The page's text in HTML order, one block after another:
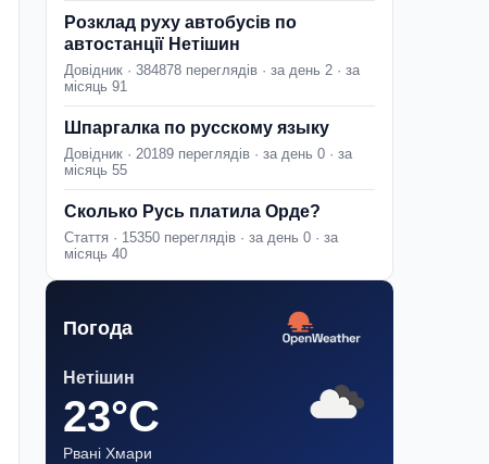
Розклад руху автобусів по
автостанції Нетішин
Довідник · 384878 переглядів · за день 2 · за
місяць 91
Шпаргалка по русскому языку
Довідник · 20189 переглядів · за день 0 · за
місяць 55
Сколько Русь платила Орде?
Стаття · 15350 переглядів · за день 0 · за
місяць 40
Погода
Нетішин
23°C
Рвані Хмари